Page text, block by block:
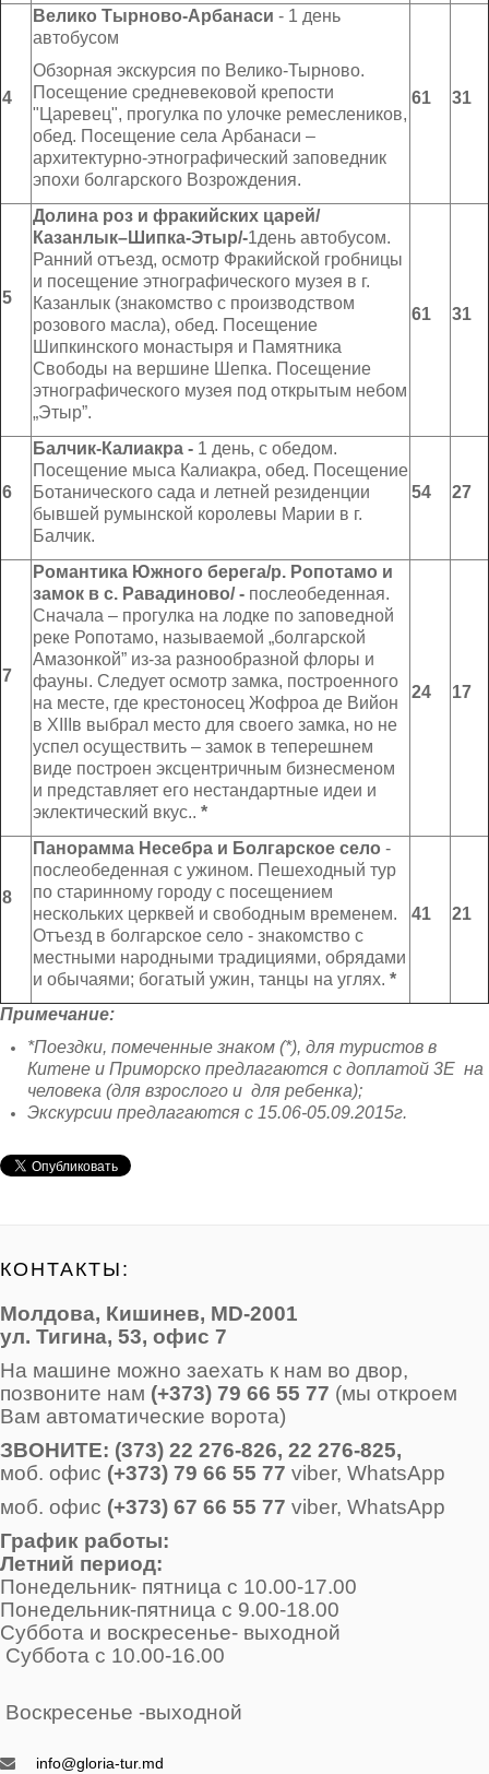
4
Велико Тырново-Арбанаси - 1 день
автобусом
Обзорная экскурсия по Велико-Тырново.
Посещение средневековой крепости
"Царевец", прогулка по улочке ремеслеников,
обед. Посещение села Арбанаси –
архитектурно-этнографический заповедник
эпохи болгарского Возрождения.
61 31
5
Долина роз и фракийских царей/
Казанлык–Шипка-Этыр/-1день автобусом.
Ранний отъезд, осмотр Фракийской гробницы
и посещение этнографического музея в г.
Казанлык (знакомство с производством
розового масла), обед. Посещение
Шипкинского монастыря и Памятника
Свободы на вершине Шепка. Посещение
этнографического музея под открытым небом
„Этыр”.
61 31
6
Балчик-Калиакра - 1 день, с обедом.
Посещение мыса Калиакра, обед. Посещение
Ботанического сада и летней резиденции
бывшей румынской королевы Марии в г.
Балчик.
54 27
7
Романтика Южного берега/р. Ропотамо и
замок в с. Равадиново/ - послеобеденная.
Сначала – прогулка на лодке по заповедной
реке Ропотамо, называемой „болгарской
Амазонкой” из-за разнообразной флоры и
фауны. Следует осмотр замка, построенного
на месте, где крестоносец Жофроа де Вийон
в XIIIв выбрал место для своего замка, но не
успел осуществить – замок в теперешнем
виде построен эксцентричным бизнесменом
и представляет его нестандартные идеи и
эклектический вкус.. *
24 17
8
Панорамма Несебра и Болгарское село -
послеобеденная с ужином. Пешеходный тур
по старинному городу с посещением
нескольких церквей и свободным временем.
Отъезд в болгарское село - знакомство с
местными народными традициями, обрядами
и обычаями; богатый ужин, танцы на углях. *
41 21
Примечание:
*Поездки, помеченные знаком (*), для туристов в
Китене и Приморско предлагаются с доплатой 3Е на
человека (для взрослого и для ребенка);
Экскурсии предлагаются с 15.06-05.09.2015г.
КОНТАКТЫ:
Молдова, Кишинев, MD-2001
ул. Тигина, 53, офис 7
На машине можно заехать к нам во двор,
позвоните нам (+373) 79 66 55 77 (мы откроем
Вам автоматические ворота)
ЗВОНИТE: (373) 22 276-826, 22 276-825,
моб. офис (+373) 79 66 55 77 viber, WhatsApp
моб. офис (+373) 67 66 55 77 viber, WhatsApp
График работы:
Летний период:
Понедельник- пятница с 10.00-17.00
Понедельник-пятница с 9.00-18.00
Суббота и воскресенье- выходной
Суббота с 10.00-16.00
Воскресенье -выходной
info@gloria-tur.md